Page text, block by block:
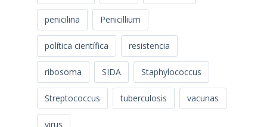
penicilina Penicillium
política científica resistencia
ribosoma SIDA Staphylococcus
Streptococcus tuberculosis vacunas
virus